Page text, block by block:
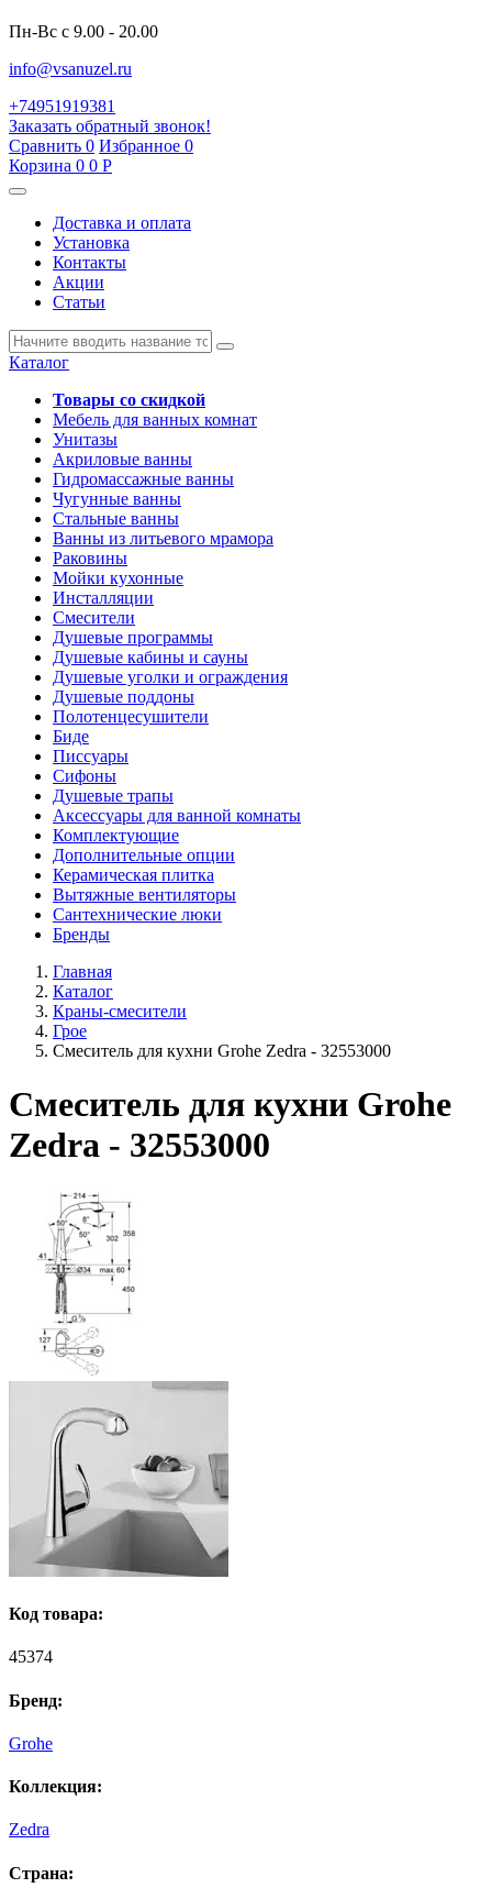
Пн-Вс с 9.00 - 20.00
info@vsanuzel.ru
+74951919381
Заказать обратный звонок!
Сравнить 0 Избранное 0
Корзина 0 0 Р
Доставка и оплата
Установка
Контакты
Акции
Статьи
Каталог
Товары со скидкой
Мебель для ванных комнат
Унитазы
Акриловые ванны
Гидромассажные ванны
Чугунные ванны
Стальные ванны
Ванны из литьевого мрамора
Раковины
Мойки кухонные
Инсталляции
Смесители
Душевые программы
Душевые кабины и сауны
Душевые уголки и ограждения
Душевые поддоны
Полотенцесушители
Биде
Писсуары
Сифоны
Душевые трапы
Аксессуары для ванной комнаты
Комплектующие
Дополнительные опции
Керамическая плитка
Вытяжные вентиляторы
Сантехнические люки
Бренды
Главная
Каталог
Краны-смесители
Грое
Смеситель для кухни Grohe Zedra - 32553000
Смеситель для кухни Grohe
Zedra - 32553000
Код товара:
45374
Бренд:
Grohe
Коллекция:
Zedra
Страна: